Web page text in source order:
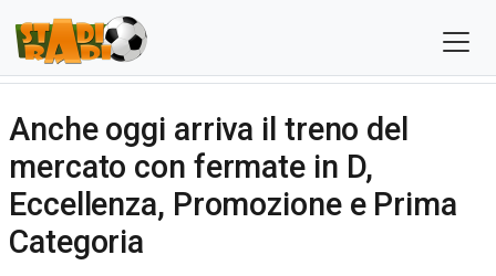
Anche oggi arriva il treno del
mercato con fermate in D,
Eccellenza, Promozione e Prima
Categoria